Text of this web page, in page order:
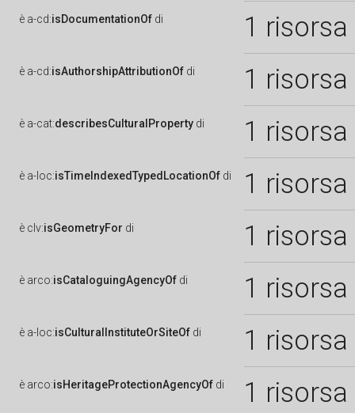
è a-cd:isDocumentationOf di 1 risorsa
è a-cd:isAuthorshipAttributionOf di 1 risorsa
è a-cat:describesCulturalProperty di 1 risorsa
è a-loc:isTimeIndexedTypedLocationOf di 1 risorsa
è clv:isGeometryFor di 1 risorsa
è arco:isCataloguingAgencyOf di 1 risorsa
è a-loc:isCulturalInstituteOrSiteOf di 1 risorsa
è arco:isHeritageProtectionAgencyOf di 1 risorsa